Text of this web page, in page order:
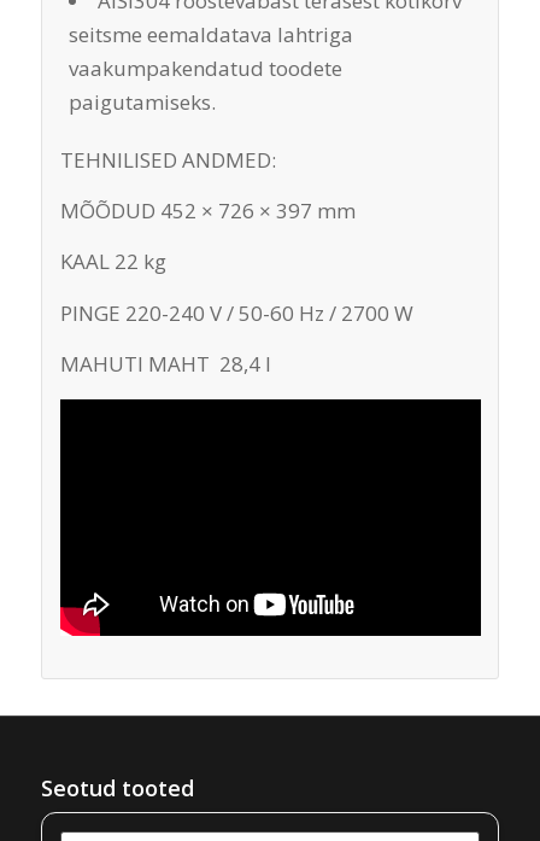
seitsme eemaldatava lahtriga
vaakumpakendatud toodete
paigutamiseks.
TEHNILISED ANDMED:
MÕÕDUD 452 × 726 × 397 mm
KAAL 22 kg
PINGE 220-240 V / 50-60 Hz / 2700 W
MAHUTI MAHT 28,4 l
Seotud tooted